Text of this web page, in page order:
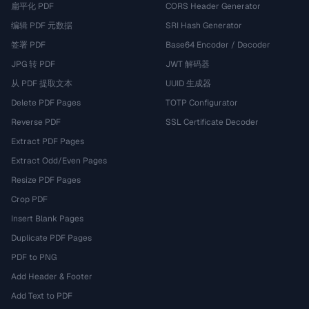
扁平化 PDF
编辑 PDF 元数据
签署 PDF
JPG 转 PDF
从 PDF 提取文本
Delete PDF Pages
Reverse PDF
Extract PDF Pages
Extract Odd/Even Pages
Resize PDF Pages
Crop PDF
Insert Blank Pages
Duplicate PDF Pages
PDF to PNG
Add Header & Footer
Add Text to PDF
CORS Header Generator
SRI Hash Generator
Base64 Encoder / Decoder
JWT 解码器
UUID 生成器
TOTP Configurator
SSL Certificate Decoder